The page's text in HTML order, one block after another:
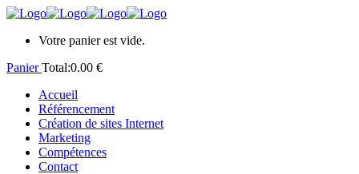
Votre panier est vide.
PanierTotal:0.00 €
Accueil
Référencement
Création de sites Internet
Marketing
Compétences
Contact